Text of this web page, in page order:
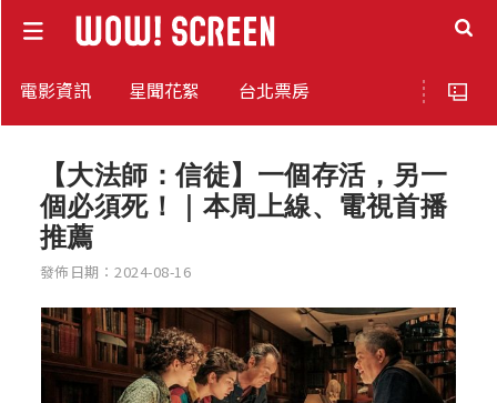
電影資訊 星聞花絮 台北票房
【大法師：信徒】一個存活，另一
個必須死！｜本周上線、電視首播
推薦
發佈日期：2024-08-16